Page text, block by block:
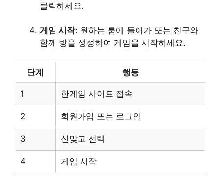
클릭하세요.
게임 시작: 원하는 룸에 들어가 또는 친구와
함께 방을 생성하여 게임을 시작하세요.
단계 행동
1 한게임 사이트 접속
2 회원가입 또는 로그인
3 신맞고 선택
4 게임 시작